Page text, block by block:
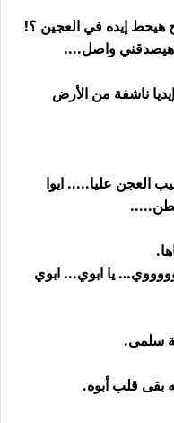
إيده في العجين ؟!
واصل....
ناشفة من الأرض
العجن عليا..... ايوا
يا ابوي... ابوي
سلمى.
بقى قلب أبوه.